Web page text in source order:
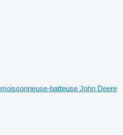
moissonneuse-batteuse John Deere